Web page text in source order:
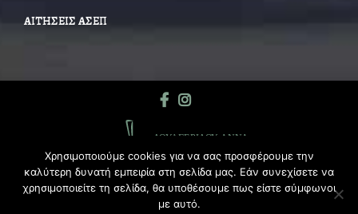
ΑΙΤΗΣΕΙΣ ΑΣΕΠ
Δουλγερίδου Άννα Δικηγόρος
Χρησιμοποιούμε cookies για να σας προσφέρουμε την
καλύτερη δυνατή εμπειρία στη σελίδα μας. Εάν συνεχίσετε να
χρησιμοποιείτε τη σελίδα, θα υποθέσουμε πως είστε σύμφωνοι
με αυτό.